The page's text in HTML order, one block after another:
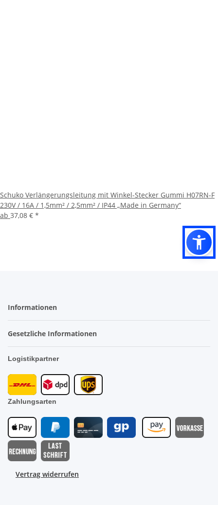
Schuko Verlängerungsleitung mit Winkel-Stecker Gummi H07RN-F
230V / 16A / 1,5mm² / 2,5mm² / IP44 „Made in Germany“
ab 37,08 € *
Informationen
Gesetzliche Informationen
Logistikpartner
Zahlungsarten
Vertrag widerrufen